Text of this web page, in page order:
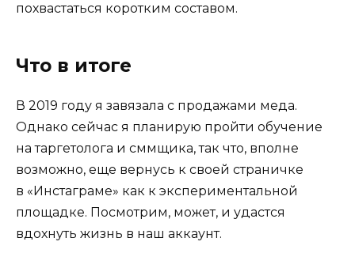
похвастаться коротким составом.
Что в итоге
В 2019 году я завязала с продажами меда.
Однако сейчас я планирую пройти обучение
на таргетолога и сммщика, так что, вполне
возможно, еще вернусь к своей страничке
в «Инстаграме» как к экспериментальной
площадке. Посмотрим, может, и удастся
вдохнуть жизнь в наш аккаунт.